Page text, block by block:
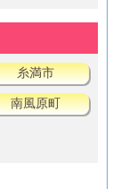
糸満市
南風原町